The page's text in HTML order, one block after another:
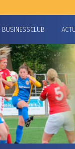
BUSINESSCLUB